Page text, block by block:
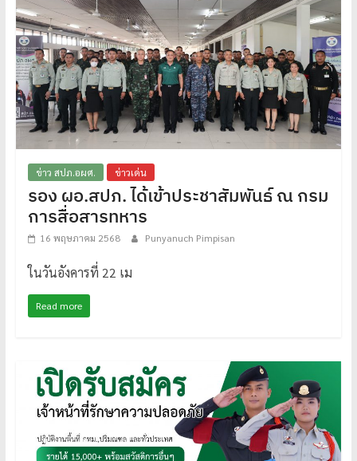
ข่าว สปภ.อผศ. ข่าวเด่น
รอง ผอ.สปภ. ได้เข้าประชาสัมพันธ์ ณ กรม
การสื่อสารทหาร
16 พฤษภาคม 2568 Punyanuch Pimpisan
ในวันอังคารที่ 22 เม
Read more